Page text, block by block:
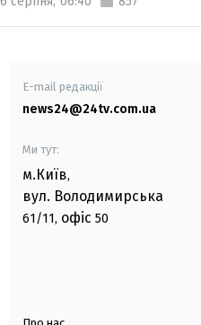
E-mail редакції
news24@24tv.com.ua
Ми тут:
м.Київ,
вул. Володимирська
61/11, офіс 50
Про нас